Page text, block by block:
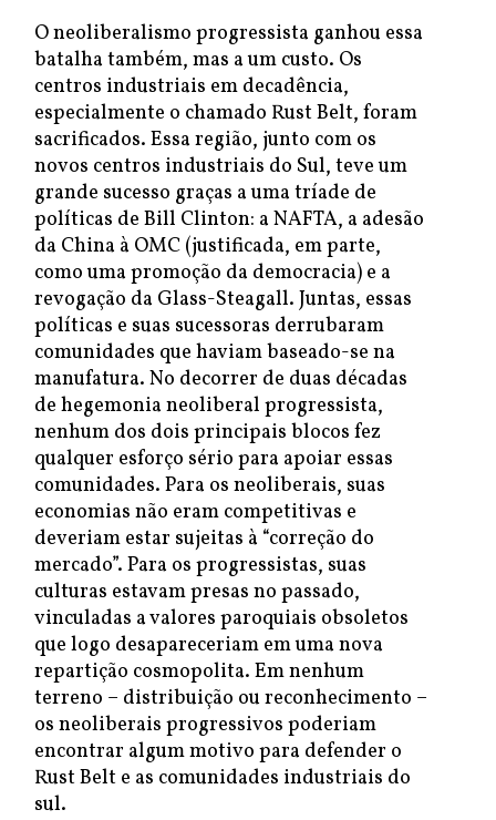
O neoliberalismo progressista ganhou essa
batalha também, mas a um custo. Os
centros industriais em decadência,
especialmente o chamado Rust Belt, foram
sacrificados. Essa região, junto com os
novos centros industriais do Sul, teve um
grande sucesso graças a uma tríade de
políticas de Bill Clinton: a NAFTA, a adesão
da China à OMC (justificada, em parte,
como uma promoção da democracia) e a
revogação da Glass-Steagall. Juntas, essas
políticas e suas sucessoras derrubaram
comunidades que haviam baseado-se na
manufatura. No decorrer de duas décadas
de hegemonia neoliberal progressista,
nenhum dos dois principais blocos fez
qualquer esforço sério para apoiar essas
comunidades. Para os neoliberais, suas
economias não eram competitivas e
deveriam estar sujeitas à “correção do
mercado”. Para os progressistas, suas
culturas estavam presas no passado,
vinculadas a valores paroquiais obsoletos
que logo desapareceriam em uma nova
repartição cosmopolita. Em nenhum
terreno – distribuição ou reconhecimento –
os neoliberais progressivos poderiam
encontrar algum motivo para defender o
Rust Belt e as comunidades industriais do
sul.